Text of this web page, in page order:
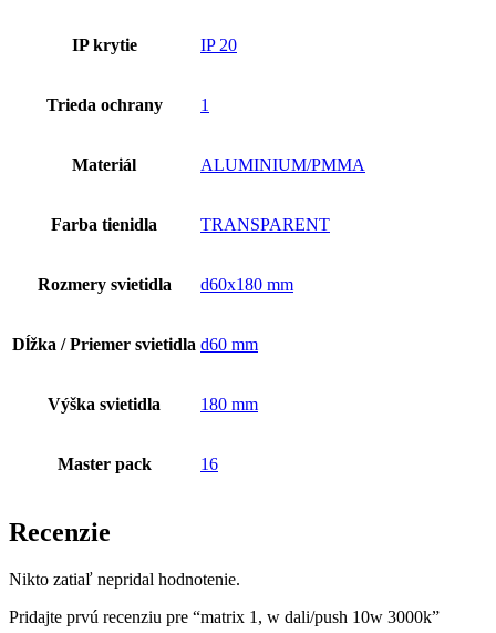
IP krytie IP 20
Trieda ochrany 1
Materiál ALUMINIUM/PMMA
Farba tienidla TRANSPARENT
Rozmery svietidla d60x180 mm
Dĺžka / Priemer svietidla d60 mm
Výška svietidla 180 mm
Master pack 16
Recenzie
Nikto zatiaľ nepridal hodnotenie.
Pridajte prvú recenziu pre “matrix 1, w dali/push 10w 3000k”